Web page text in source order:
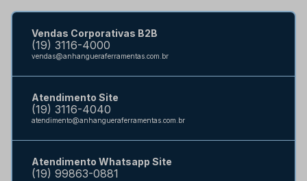
Vendas Corporativas B2B
(19) 3116-4000
vendas@anhangueraferramentas.com.br
Atendimento Site
(19) 3116-4040
atendimento@anhangueraferramentas.com.br
Atendimento Whatsapp Site
(19) 99863-0881